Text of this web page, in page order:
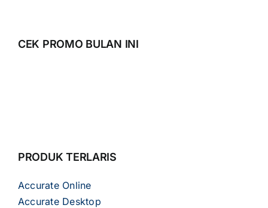
CEK PROMO BULAN INI
PRODUK TERLARIS
Accurate Online
Accurate Desktop